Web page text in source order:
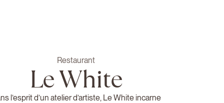
Restaurant
Le White
l’esprit d’un atelier d’artiste, Le White incarne